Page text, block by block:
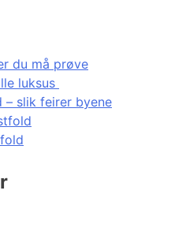
du må prøve
luksus
– slik feirer byene